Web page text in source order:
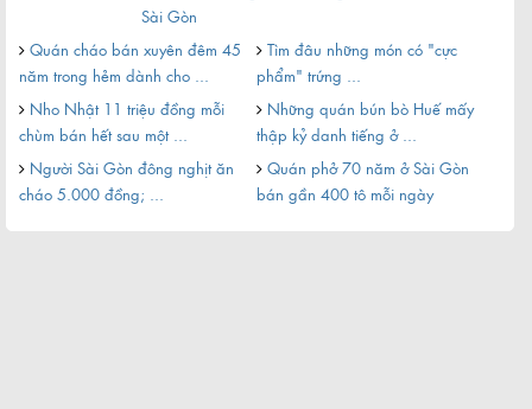
Sài Gòn
Quán cháo bán xuyên đêm 45
năm trong hẻm dành cho ...
Tìm đâu những món có "cực
phẩm" trứng ...
Nho Nhật 11 triệu đồng mỗi
chùm bán hết sau một ...
Những quán bún bò Huế mấy
thập kỷ danh tiếng ở ...
Người Sài Gòn đông nghịt ăn
cháo 5.000 đồng; ...
Quán phở 70 năm ở Sài Gòn
bán gần 400 tô mỗi ngày